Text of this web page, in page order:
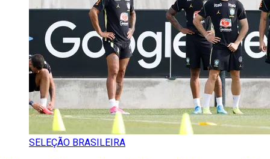
SELEÇÃO BRASILEIRA